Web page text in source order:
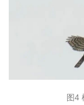
图4